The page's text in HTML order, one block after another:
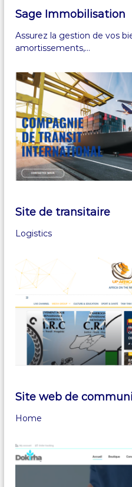
Sage Immobilisation
Assurez la gestion de vos
amortissements,…
Site de transitaire
Logistics
Site web de
Home